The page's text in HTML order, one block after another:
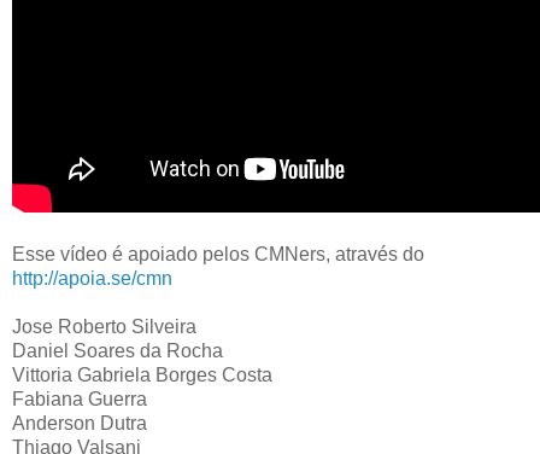
Esse vídeo é apoiado pelos CMNers, através do
http://apoia.se/cmn
Jose Roberto Silveira
Daniel Soares da Rocha
Vittoria Gabriela Borges Costa
Fabiana Guerra
Anderson Dutra
Thiago Valsani